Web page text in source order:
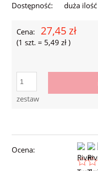
Dostępność: duża ilość
Cena: 27,45 zł
(1 szt. = 5,49 zł )
zestaw
Ocena: